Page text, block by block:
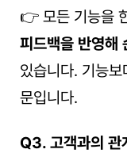
👉 모든 기능을
피드백을 반영해
있습니다. 기능보
문입니다.
Q3. 고객과의 관